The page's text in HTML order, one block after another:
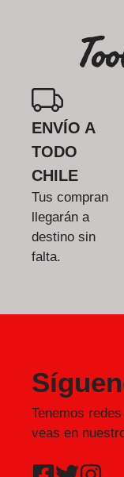
ENVÍO A
TODO
CHILE
Tus compran
llegarán a
destino sin
falta.
Tenemos
veas en